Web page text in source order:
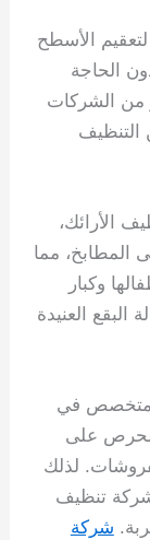
الأسطح
الحاجة
من الشركات
التنظيف
الأرائك،
المطابخ، مما
وكبار
العنيدة
متخصص في
الحرص على
لذلك
تنظيف
شركة